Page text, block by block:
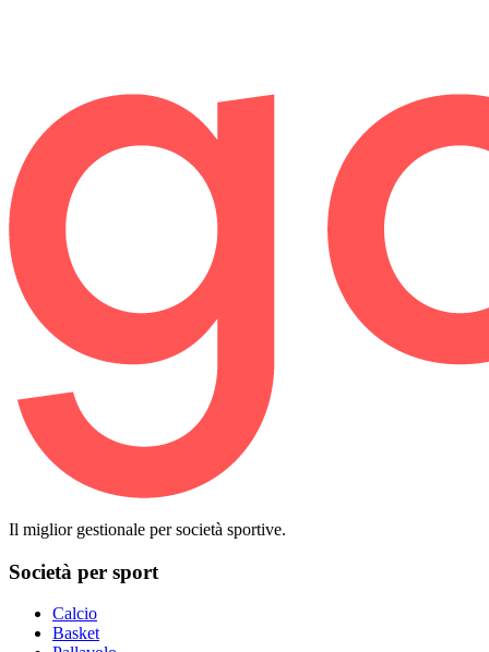
Il miglior gestionale per società sportive.
Società per sport
Calcio
Basket